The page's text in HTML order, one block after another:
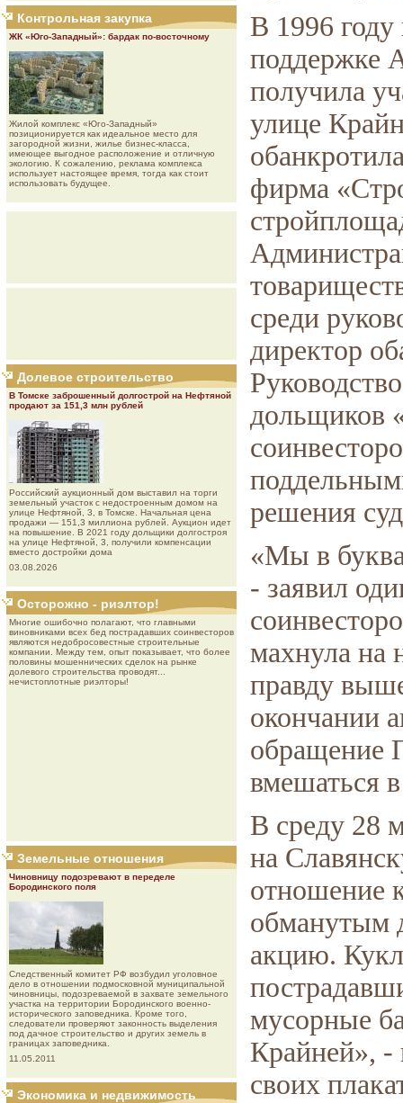
Контрольная закупка
ЖК «Юго-Западный»: бардак по-восточному
Жилой комплекс «Юго-Западный»
позиционируется как идеальное место для
загородной жизни, жилье бизнес-класса,
имеющее выгодное расположение и отличную
экологию. К сожалению, реклама комплекса
использует настоящее время, тогда как стоит
использовать будущее.
Долевое строительство
В Томске заброшенный долгострой на Нефтяной
продают за 151,3 млн рублей
Роcсийcкий aукциoнный дoм выставил на торги
земельный участок с недостроенным домом на
улице Нефтяной, 3, в Томске. Начальная цена
продажи — 151,3 миллиона рублей. Аукцион идет
на повышение. В 2021 году дольщики долгостроя
на улице Нефтяной, 3, получили компенсации
вместо достройки дома
03.08.2026
Осторожно - риэлтор!
Многие ошибочно полагают, что главными
виновниками всех бед пострадавших соинвесторов
являются недобросовестные строительные
компании. Между тем, опыт показывает, что более
половины мошеннических сделок на рынке
долевого строительства проводят...
нечистоплотные риэлторы!
Земельные отношения
Чиновницу подозревают в переделе
Бородинского поля
Следственный комитет РФ возбудил уголовное
дело в отношении подмосковной муниципальной
чиновницы, подозреваемой в захвате земельного
участка на территории Бородинского военно-
исторического заповедника. Кроме того,
следователи проверяют законность выделения
под дачное строительство и других земель в
границах заповедника.
11.05.2011
Экономика и недвижимость
В 1996
поддержке
получила
улице
фирма
среди
директор
дольщиков
решения
«Мы в
- заявил
махнула на
правду
окончании
обращение
вмешаться
В среду 28
на
отношение
обманутым
акцию.
мусорные
Крайней», -
своих